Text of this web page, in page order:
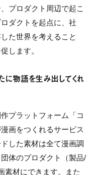
プロダクト周辺で起こ
ダクトを起点に、社
た世界を考えること
します。
に物語を生み出してくれ
プラットフォーム「コ
画をつくれるサービス
した素材は全て漫画調
体のプロダクト（製品/
素材にできます。また